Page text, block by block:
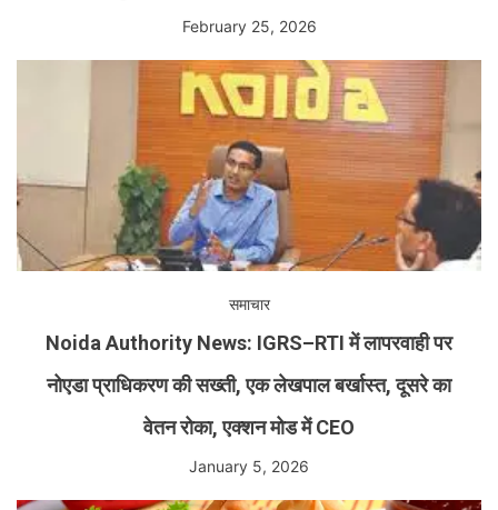
February 25, 2026
समाचार
Noida Authority News: IGRS–RTI में लापरवाही पर
नोएडा प्राधिकरण की सख्ती, एक लेखपाल बर्खास्त, दूसरे का
वेतन रोका, एक्शन मोड में CEO
January 5, 2026